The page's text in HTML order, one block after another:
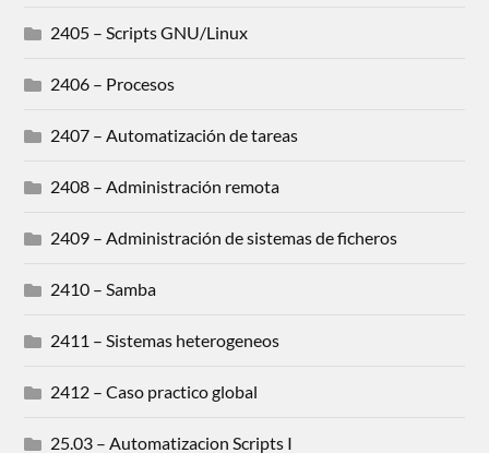
2405 – Scripts GNU/Linux
2406 – Procesos
2407 – Automatización de tareas
2408 – Administración remota
2409 – Administración de sistemas de ficheros
2410 – Samba
2411 – Sistemas heterogeneos
2412 – Caso practico global
25.03 – Automatizacion Scripts I